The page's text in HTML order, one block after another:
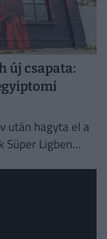
új csapata:
után hagyta el a
Süper Ligben